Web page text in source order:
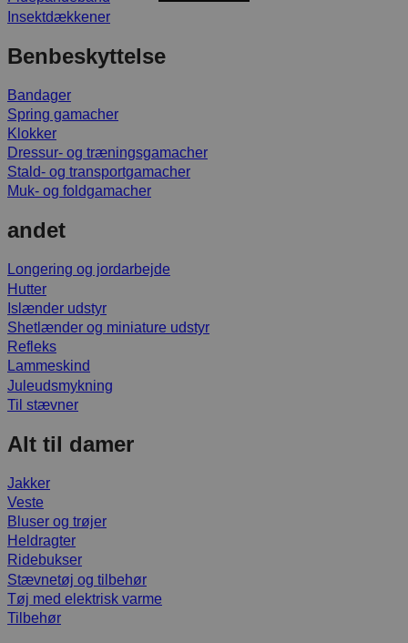
Insektdækkener
Benbeskyttelse
Bandager
Spring gamacher
Klokker
Dressur- og træningsgamacher
Stald- og transportgamacher
Muk- og foldgamacher
andet
Longering og jordarbejde
Hutter
Islænder udstyr
Shetlænder og miniature udstyr
Refleks
Lammeskind
Juleudsmykning
Til stævner
Alt til damer
Jakker
Veste
Bluser og trøjer
Heldragter
Ridebukser
Stævnetøj og tilbehør
Tøj med elektrisk varme
Tilbehør